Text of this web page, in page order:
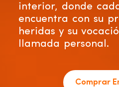
interior, donde
encuentra con su
heridas y su
llamada personal.
Comprar